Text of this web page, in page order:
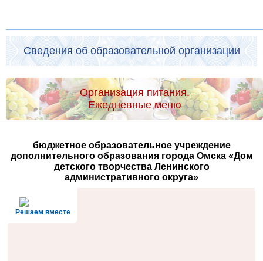
Сведения об образовательной организации
Организация питания.
Ежедневные меню
бюджетное образовательное учреждение
дополнительного образования города Омска «Дом
детского творчества Ленинского
административного округа»
Решаем вместе